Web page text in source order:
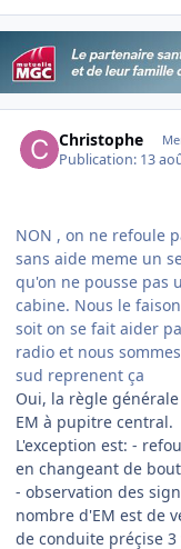
Christophe
Publication: 13
NON , on ne refoule
sans aide meme un
qu'on ne pousse pas
cabine. Nous le
soit on se fait aider
radio et nous
sud reprenent ça
Oui, la règle
EM à pupitre central.
L'exception est: -
en changeant de
- observation des
nombre d'EM est de
de conduite préçise